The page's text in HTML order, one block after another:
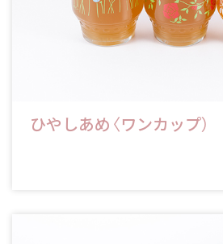
ひやしあめ〈ワンカップ）